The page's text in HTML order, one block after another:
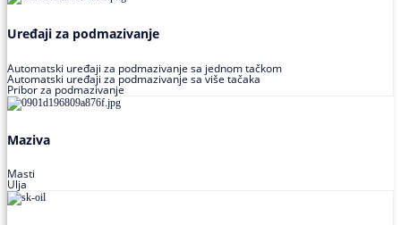
Uređaji za podmazivanje
Automatski uređaji za podmazivanje sa jednom tačkom
Automatski uređaji za podmazivanje sa više tačaka
Pribor za podmazivanje
Maziva
Masti
Ulja